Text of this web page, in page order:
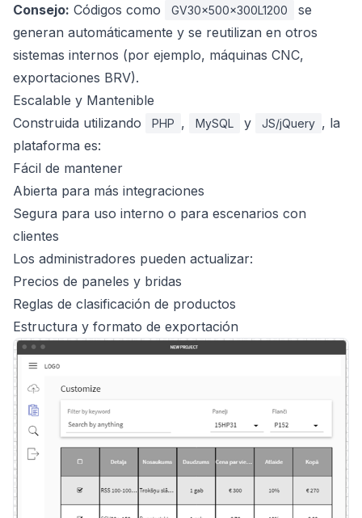
Consejo: Códigos como GV30x500x300L1200
se
generan automáticamente y se reutilizan en otros
sistemas internos (por ejemplo, máquinas CNC,
exportaciones BRV).
Escalable y Mantenible
Construida utilizando
PHP , MySQL y JS/jQuery , la
plataforma es:
Fácil de mantener
Abierta para más integraciones
Segura para uso interno o para escenarios con
clientes
Los administradores pueden actualizar:
Precios de paneles y bridas
Reglas de clasificación de productos
Estructura y formato de exportación